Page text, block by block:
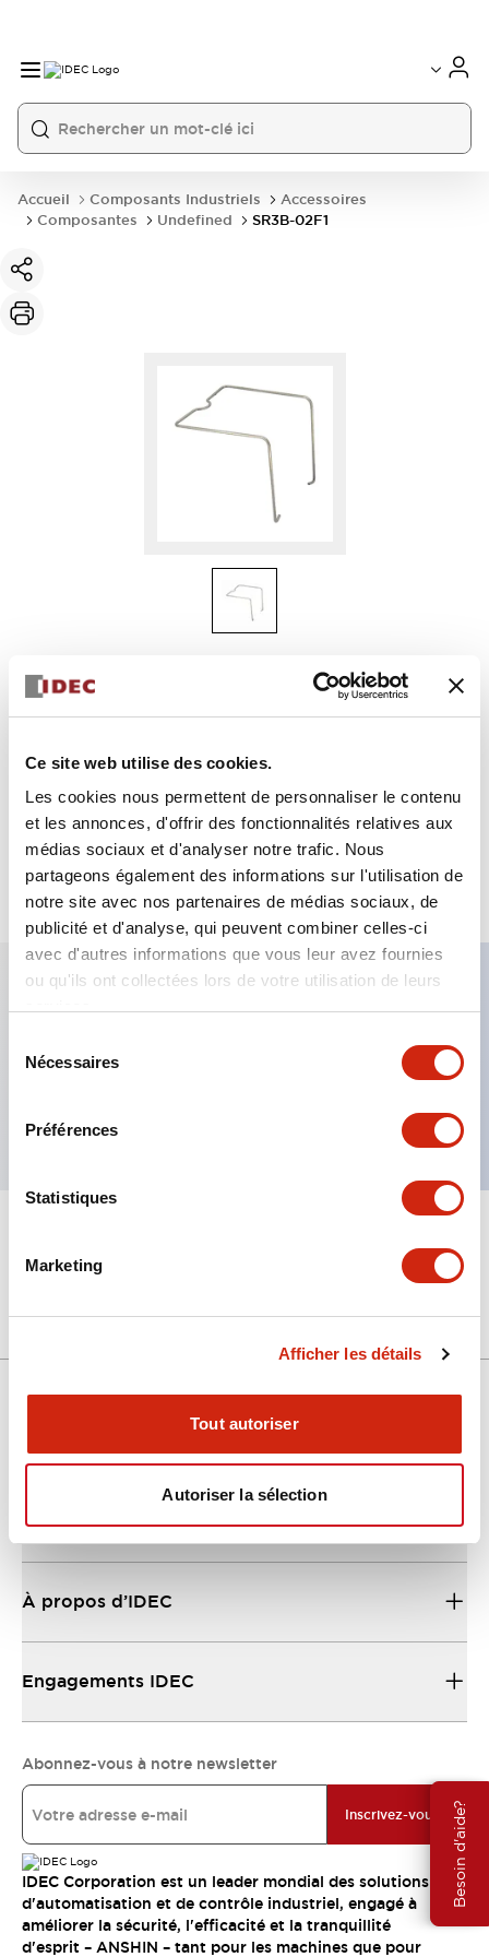
Ce site web utilise des cookies.
Les cookies nous permettent de personnaliser le contenu
et les annonces, d'offrir des fonctionnalités relatives aux
médias sociaux et d'analyser notre trafic. Nous
partageons également des informations sur l'utilisation de
notre site avec nos partenaires de médias sociaux, de
publicité et d'analyse, qui peuvent combiner celles-ci
avec d'autres informations que vous leur avez fournies
ou qu'ils ont collectées lors de votre utilisation de leurs
Nécessaires
Préférences
Statistiques
Marketing
Afficher les détails
Tout autoriser
Autoriser la sélection
Besoin d'aide?
Accueil Composants Industriels
Accessoires
Composantes
Undefined SR3B-02F1
SR3B-02F1
Sélectionner la quantité
Ajouter au devis
Caractéristiques clés
Ressort à fil pour tire-câble pour prise à montage
Tout développer+
Ressources et documents
À propos d’IDEC
Engagements IDEC
Abonnez-vous à notre newsletter
Inscrivez-vous
IDEC Corporation est un leader mondial des solutions
d'automatisation et de contrôle industriel, engagé à
améliorer la sécurité, l'efficacité et la tranquillité
d'esprit – ANSHIN – tant pour les machines que pour